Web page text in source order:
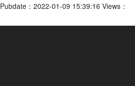
Pubdate：2022-01-09 15:39:16 Views：